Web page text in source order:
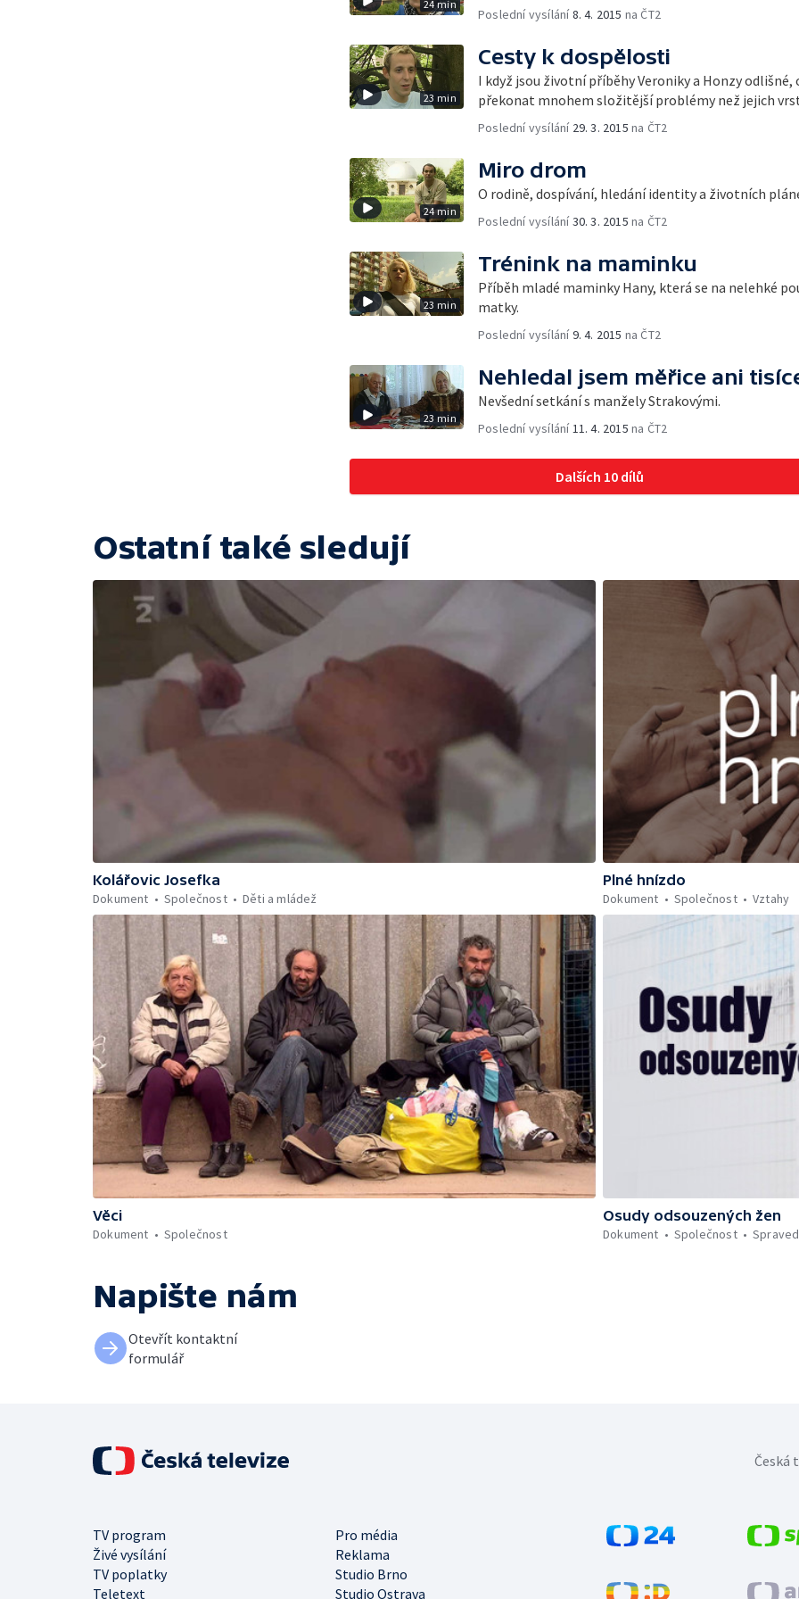
24 min
Poslední vysílání8. 4. 2015 na ČT2
23 min
Cesty k dospělosti
I když jsou životní příběhy Veroniky a Honzy odlišné,
překonat mnohem složitější problémy než jejich
Poslední vysílání 29. 3. 2015 na ČT2
24 min
Miro drom
O rodině, dospívání, hledání identity a životních
Poslední vysílání30. 3. 2015 na ČT2
23 min
Trénink na maminku
Příběh mladé maminky Hany, která se na nelehké
matky.
Poslední vysílání9. 4. 2015 na ČT2
23 min
Nehledal jsem měřice ani
Nevšední setkání s manžely Strakovými.
Poslední vysílání11. 4. 2015 na ČT2
Dalších 10 dílů
Ostatní také sledují
Kolářovic Josefka
Dokument
Společnost Děti a mládež
Plné hnízdo
Dokument
Společnost Vztahy
Věci
Dokument
Společnost
Osudy odsouzených žen
Dokument
Společnost
Napište nám
Otevřít kontaktní
formulář
TV program
Pro média
Živé vysílání
Reklama
TV poplatky
Studio Brno
Teletext
Studio Ostrava
Česká